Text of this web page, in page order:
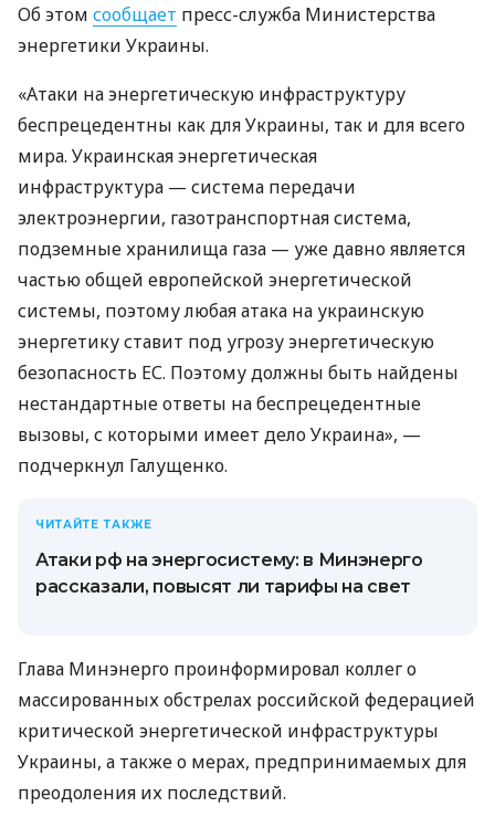
Об этом сообщает пресс-служба Министерства
энергетики Украины.
«Атаки на энергетическую инфраструктуру
беспрецедентны как для Украины, так и для всего
мира. Украинская энергетическая
инфраструктура — ​​система передачи
электроэнергии, газотранспортная система,
подземные хранилища газа — уже давно является
частью общей европейской энергетической
системы, поэтому любая атака на украинскую
энергетику ставит под угрозу энергетическую
безопасность ЕС. Поэтому должны быть найдены
нестандартные ответы на беспрецедентные
вызовы, с которыми имеет дело Украина», —
подчеркнул Галущенко.
ЧИТАЙТЕ ТАКЖЕ
Атаки рф на энергосистему: в Минэнерго
рассказали, повысят ли тарифы на свет
Глава Минэнерго проинформировал коллег о
массированных обстрелах российской федерацией
критической энергетической инфраструктуры
Украины, а также о мерах, предпринимаемых для
преодоления их последствий.